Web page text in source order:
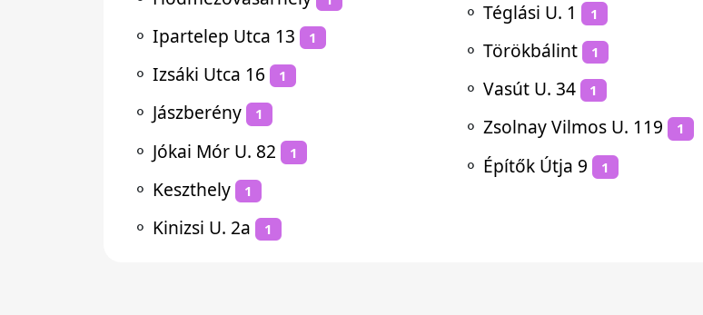
⚬ Ipartelep Utca 13 1
⚬ Izsáki Utca 16 1
⚬ Jászberény 1
⚬ Jókai Mór U. 82 1
⚬ Keszthely 1
⚬ Kinizsi U. 2a 1
⚬ Téglási U. 1 1
⚬ Törökbálint 1
⚬ Vasút U. 34 1
⚬ Zsolnay Vilmos U. 119 1
⚬ Építők Útja 9 1